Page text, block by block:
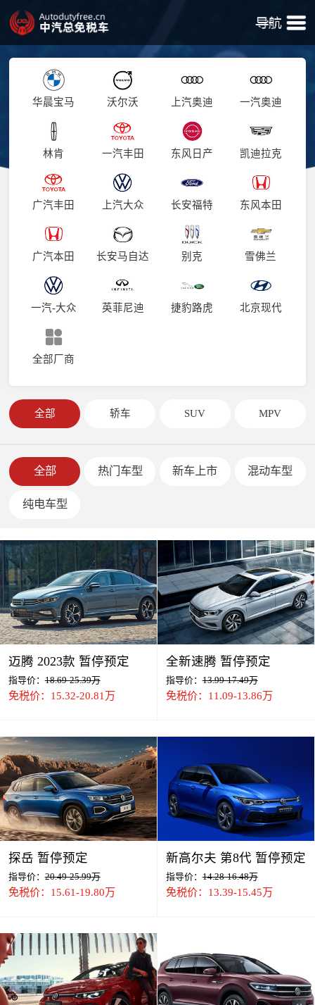
华晨宝马 沃尔沃 上汽奥迪 一汽奥迪
林肯 一汽丰田 东风日产 凯迪拉克
广汽丰田 上汽大众 长安福特 东风本田
广汽本田 长安马自达 别克 雪佛兰
一汽-大众 英菲尼迪 捷豹路虎 北京现代
全部厂商
全部 轿车 SUV MPV
全部 热门车型 新车上市 混动车型
纯电车型
迈腾 2023款 暂停预定
指导价：18.69-25.39万
免税价：15.32-20.81万
全新速腾 暂停预定
指导价：13.99-17.49万
免税价：11.09-13.86万
探岳 暂停预定
指导价：20.49-25.99万
免税价：15.61-19.80万
新高尔夫 第8代 暂停预定
指导价：14.28-16.48万
免税价：13.39-15.45万